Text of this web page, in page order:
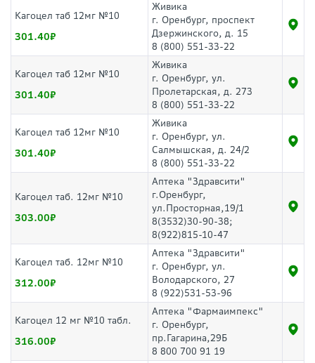
Кагоцел таб 12мг №10
301.40
Живика
г. Оренбург, проспект
Дзержинского, д. 15
8 (800) 551-33-22
Кагоцел таб 12мг №10
301.40
Живика
г. Оренбург, ул.
Пролетарская, д. 273
8 (800) 551-33-22
Кагоцел таб 12мг №10
301.40
Живика
г. Оренбург, ул.
Салмышская, д. 24/2
8 (800) 551-33-22
Кагоцел таб. 12мг №10
303.00
Аптека "Здравсити"
г.Оренбург,
ул.Просторная,19/1
8(3532)30-90-38;
8(922)815-10-47
Кагоцел таб. 12мг №10
312.00
Аптека "Здравсити"
г. Оренбург, ул.
Володарского, 27
8 (922)531-53-96
Кагоцел 12 мг №10 табл.
316.00
Аптека "Фармаимпекс"
г. Оренбург,
пр.Гагарина,29Б
8 800 700 91 19